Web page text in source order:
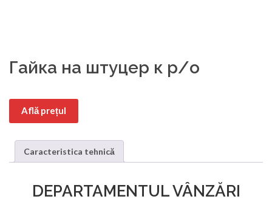
Гайка на штуцер к р/о
Află prețul
Caracteristica tehnică
DEPARTAMENTUL VÂNZĂRI